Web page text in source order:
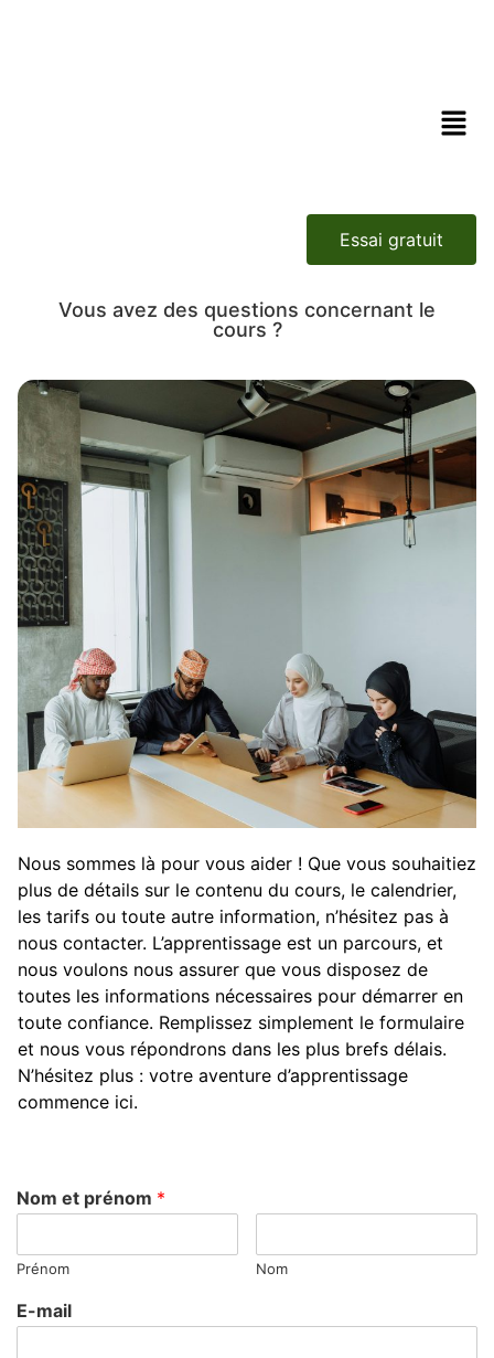
Essai gratuit
Vous avez des questions concernant le
cours ?
Nous sommes là pour vous aider ! Que vous souhaitiez
plus de détails sur le contenu du cours, le calendrier,
les tarifs ou toute autre information, n’hésitez pas à
nous contacter. L’apprentissage est un parcours, et
nous voulons nous assurer que vous disposez de
toutes les informations nécessaires pour démarrer en
toute confiance. Remplissez simplement le formulaire
et nous vous répondrons dans les plus brefs délais.
N’hésitez plus : votre aventure d’apprentissage
commence ici.
Nom et prénom *
Prénom Nom
E-mail